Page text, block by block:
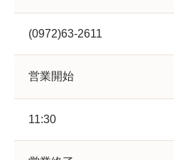
(0972)63-2611
営業開始
11:30